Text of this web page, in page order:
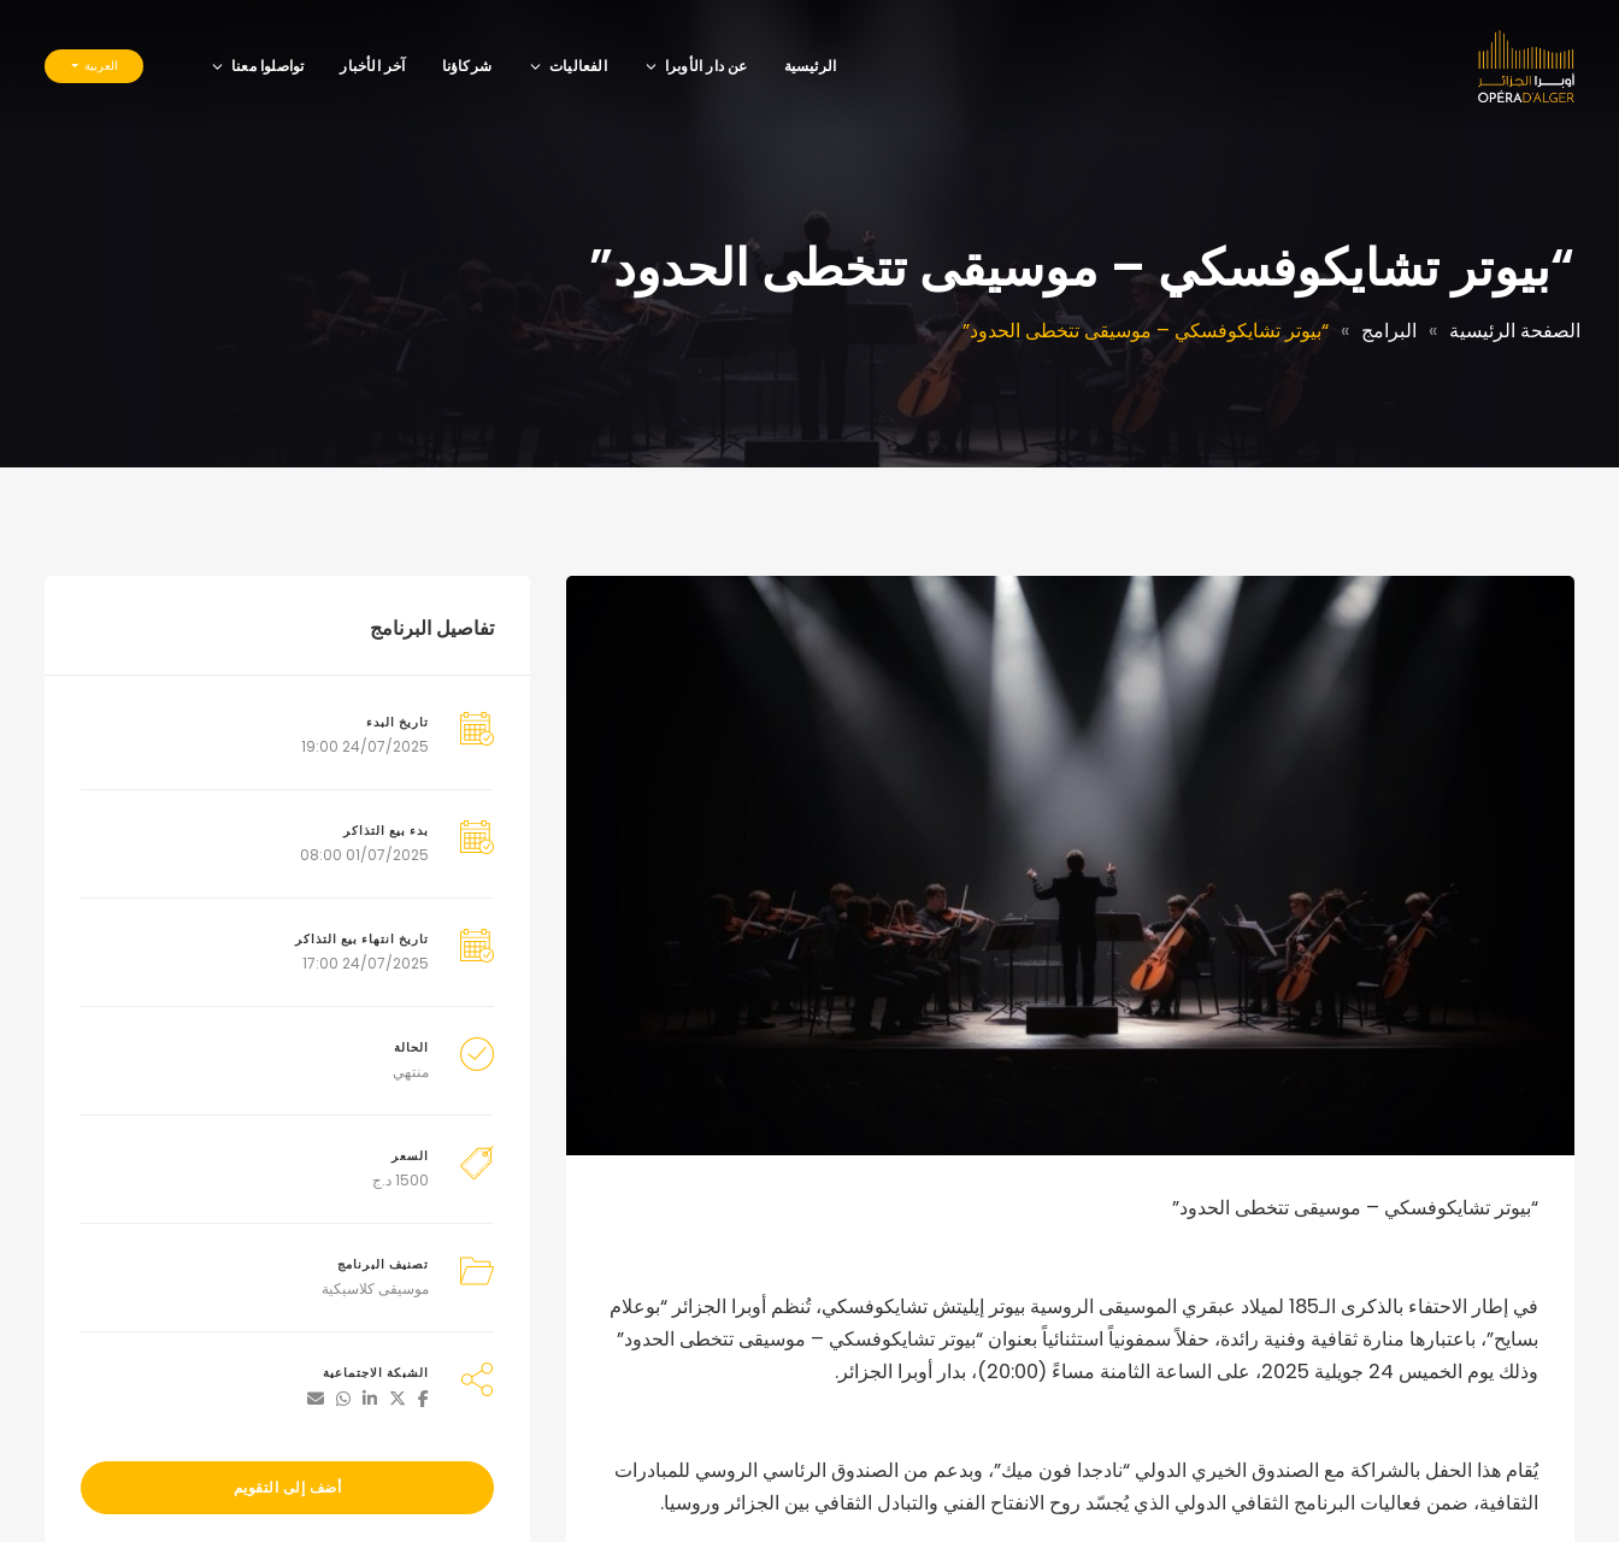
الرئيسية عن دار الأوبرا الفعاليات شركاؤنا آخر الأخبار تواصلوا معنا العربية
“بيوتر تشايكوفسكي – موسيقى تتخطى الحدود”
الصفحة الرئيسية البرامج “بيوتر تشايكوفسكي – موسيقى تتخطى الحدود”
“بيوتر تشايكوفسكي – موسيقى تتخطى الحدود”
في إطار الاحتفاء بالذكرى الـ185 لميلاد عبقري الموسيقى الروسية بيوتر إيليتش تشايكوفسكي، تُنظم أوبرا الجزائر “بوعلام
بسايح”، باعتبارها منارة ثقافية وفنية رائدة، حفلاً سمفونياً استثنائياً بعنوان “بيوتر تشايكوفسكي – موسيقى تتخطى الحدود”
وذلك يوم الخميس 24 جويلية 2025، على الساعة الثامنة مساءً (20:00)، بدار أوبرا الجزائر.
يُقام هذا الحفل بالشراكة مع الصندوق الخيري الدولي “نادجدا فون ميك”، وبدعم من الصندوق الرئاسي الروسي للمبادرات
الثقافية، ضمن فعاليات البرنامج الثقافي الدولي الذي يُجسّد روح الانفتاح الفني والتبادل الثقافي بين الجزائر وروسيا.
تفاصيل البرنامج
تاريخ البدء
24/07/2025 19:00
بدء بيع التذاكر
01/07/2025 08:00
تاريخ انتهاء بيع التذاكر
24/07/2025 17:00
الحالة
منتهي
السعر
1500د.ج
تصنيف البرنامج
موسيقى كلاسيكية
الشبكة الاجتماعية
أضف إلى التقويم